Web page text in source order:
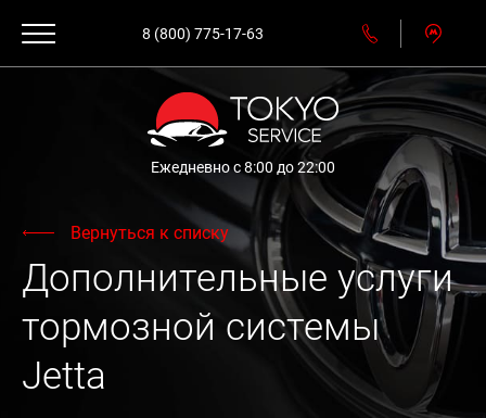
8 (800) 775-17-63
Ежедневно с 8:00 до 22:00
Вернуться к списку
Дополнительные услуги
тормозной системы
Jetta